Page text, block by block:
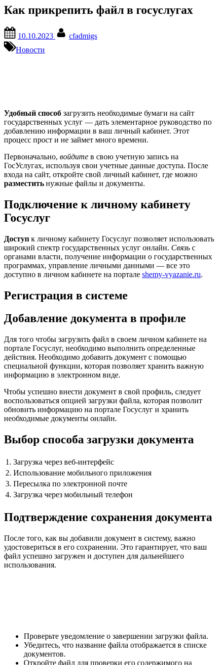
Как прикрепить файл в госуслугах
on
10.10.2023
cfadmigs
Новости
Удобный способ загрузить необходимые бумаги на сайт
государственных услуг — дать элементарное руководство по
добавлению информации в ваш личный кабинет. Этот
процесс прост и не займет много времени.
Первоначально, войдите в свою учетную запись на
ГосУслугах, используя свои учетные данные доступа. После
входа на сайт, откройте свой личный кабинет, где можно
разместить нужные файлы и документы.
Подключение к личному кабинету
Госуслуг
Доступ к личному кабинету Госуслуг позволяет использовать
широкий спектр государственных услуг онлайн. Связь с
органами власти, получение информации о государственных
программах, управление личными данными — все это
доступно в личном кабинете на портале shemy-vyazanie.ru.
Регистрация в системе
Добавление документа в профиле
Для того чтобы загрузить файл в своем личном кабинете на
портале Госуслуг, необходимо выполнить определенные
действия. Необходимо добавить документ с помощью
специальной функции, которая позволяет хранить важную
информацию в электронном виде.
Чтобы успешно внести документ в свой профиль, следует
воспользоваться опцией загрузки файла, которая позволит
обновить информацию на портале Госуслуг и хранить
необходимые документы онлайн.
Выбор способа загрузки документа
1. Загрузка через веб-интерфейс
2. Использование мобильного приложения
3. Пересылка по электронной почте
4. Загрузка через мобильный телефон
Подтверждение сохранения документа
После того, как вы добавили документ в систему, важно
удостовериться в его сохранении. Это гарантирует, что ваш
файл успешно загружен и доступен для дальнейшего
использования.
Проверьте уведомление о завершении загрузки файла.
Убедитесь, что название файла отображается в списке
документов.
Откройте файл для проверки его содержимого на